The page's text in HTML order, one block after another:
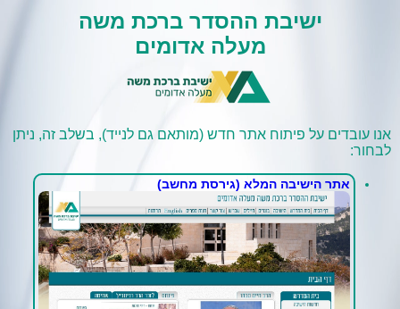
ישיבת ההסדר ברכת משה
מעלה אדומים
אנו עובדים על פיתוח אתר חדש (מותאם גם לנייד), בשלב זה, ניתן
לבחור:
אתר הישיבה המלא (גירסת מחשב)